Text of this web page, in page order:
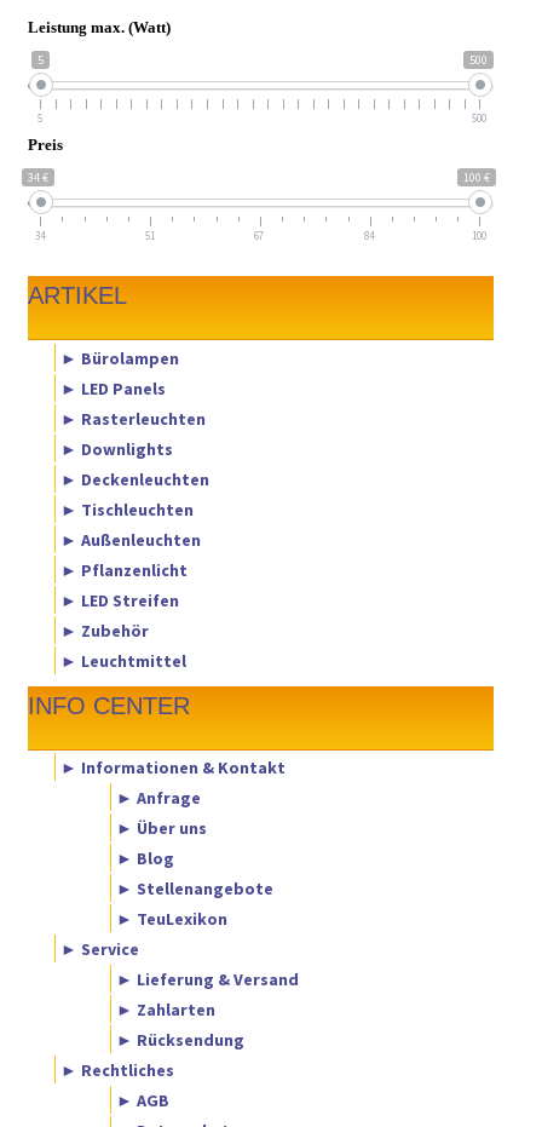
Leistung max. (Watt)
5 500
5 500
Preis
34 € 100 €
34 51 67 84 100
ARTIKEL
► Bürolampen
► LED Panels
► Rasterleuchten
► Downlights
► Deckenleuchten
► Tischleuchten
► Außenleuchten
► Pflanzenlicht
► LED Streifen
► Zubehör
► Leuchtmittel
INFO CENTER
► Informationen & Kontakt
► Anfrage
► Über uns
► Blog
► Stellenangebote
► TeuLexikon
► Service
► Lieferung & Versand
► Zahlarten
► Rücksendung
► Rechtliches
► AGB